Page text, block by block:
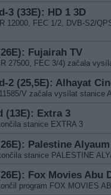
3 (33E): HD 1 3D
12000, FEC 1/2, DVB-S2/
Fujairah TV
27500, FEC 3/4) začala
2 (25,5E): Alhayat
V začala vysílat stanice
(13E): Extra 3
stanice EXTRA 3
Palestine Alyaum
stanice PALESTINE
Fox Movies Abu
program FOX MOVIES